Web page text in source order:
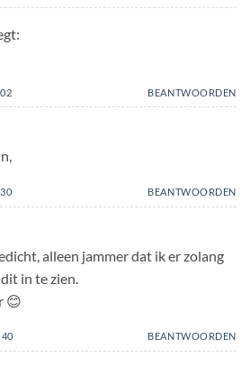
BEANTWOORDEN
BEANTWOORDEN
alleen jammer dat ik er zolang
in te zien.
😊
BEANTWOORDEN